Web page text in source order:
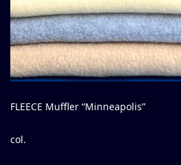
FLEECE Muffler “Minneapolis”
col.